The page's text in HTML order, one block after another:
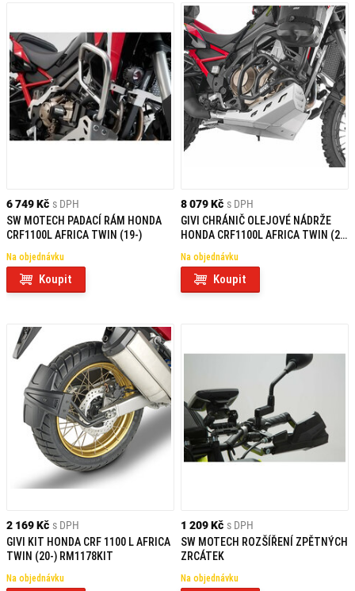
6 749 Kč s DPH
SW MOTECH PADACÍ RÁM HONDA
CRF1100L AFRICA TWIN (19-)
Na objednávku
Koupit
8 079 Kč s DPH
GIVI CHRÁNIČ OLEJOVÉ NÁDRŽE
HONDA CRF1100L AFRICA TWIN (20)
Na objednávku
Koupit
2 169 Kč s DPH
GIVI KIT HONDA CRF 1100 L AFRICA
TWIN (20-) RM1178KIT
Na objednávku
1 209 Kč s DPH
SW MOTECH ROZŠÍŘENÍ ZPĚTNÝCH
ZRCÁTEK
Na objednávku